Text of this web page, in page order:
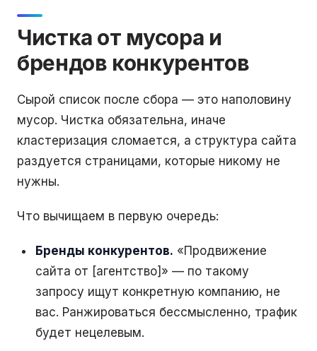
Чистка от мусора и
брендов конкурентов
Сырой список после сбора — это наполовину
мусор. Чистка обязательна, иначе
кластеризация сломается, а структура сайта
раздуется страницами, которые никому не
нужны.
Что вычищаем в первую очередь:
Бренды конкурентов. «Продвижение
сайта от [агентство]» — по такому
запросу ищут конкретную компанию, не
вас. Ранжироваться бессмысленно, трафик
будет нецелевым.